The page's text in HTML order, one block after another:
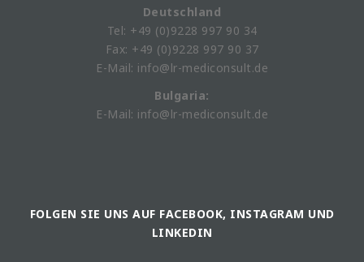
Deutschland
Tel: +49 (0)9228 997 90 34
Fax: +49 (0)9228 997 90 37
E-Mail: info@lr-mediconsult.de
Bulgaria:
E-Mail: info@lr-mediconsult.de
FOLGEN SIE UNS AUF FACEBOOK, INSTAGRAM UND
LINKEDIN